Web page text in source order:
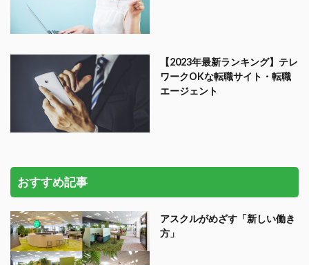
【2023年最新ランキング】テレ
ワークOKな転職サイト・転職
エージェント
おすすめ記事
アスクルがめざす「新しい働き
方」